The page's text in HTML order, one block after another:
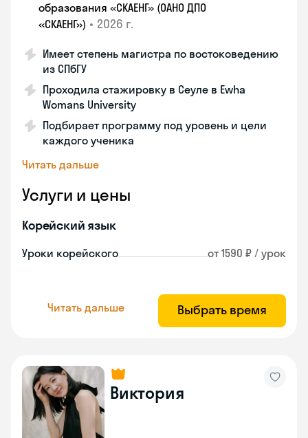
образования «СКАЕНГ» (ОАНО ДПО
«СКАЕНГ») • 2026 г.
Имеет степень магистра по востоковедению
из СПбГУ
Проходила стажировку в Сеуле в Ewha
Womans University
Подбирает программу под уровень и цели
каждого ученика
Читать дальше
Услуги и цены
Корейский язык
Уроки корейского от 1590 ₽ / урок
Читать дальше Выбрать время
Виктория